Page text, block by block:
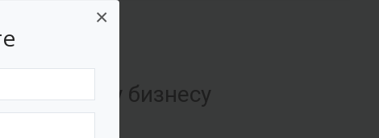
×
вашему бизнесу